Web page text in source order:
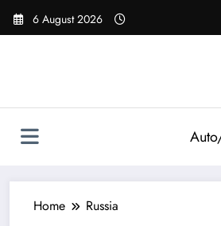
Vai
6 August 2026
Home Russia